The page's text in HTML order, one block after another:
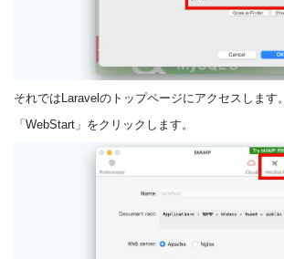
それではLaravelのトップページにアクセスします。
「WebStart」をクリックします。